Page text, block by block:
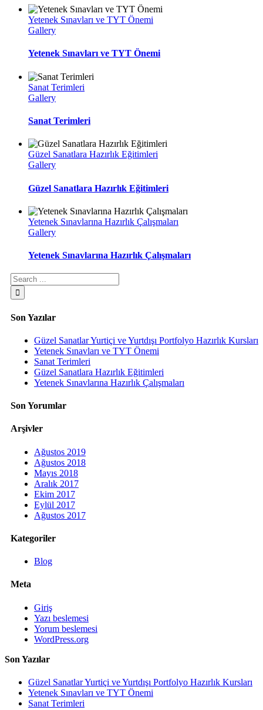
Yetenek Sınavları ve TYT Önemi
Gallery
Yetenek Sınavları ve TYT Önemi
Sanat Terimleri
Gallery
Sanat Terimleri
Güzel Sanatlara Hazırlık Eğitimleri
Gallery
Güzel Sanatlara Hazırlık Eğitimleri
Yetenek Sınavlarına Hazırlık Çalışmaları
Gallery
Yetenek Sınavlarına Hazırlık Çalışmaları
Son Yazılar
Güzel Sanatlar Yurtiçi ve Yurtdışı Portfolyo Hazırlık Kursları
Yetenek Sınavları ve TYT Önemi
Sanat Terimleri
Güzel Sanatlara Hazırlık Eğitimleri
Yetenek Sınavlarına Hazırlık Çalışmaları
Son Yorumlar
Arşivler
Ağustos 2019
Ağustos 2018
Mayıs 2018
Aralık 2017
Ekim 2017
Eylül 2017
Ağustos 2017
Kategoriler
Blog
Meta
Giriş
Yazı beslemesi
Yorum beslemesi
WordPress.org
Son Yazılar
Güzel Sanatlar Yurtiçi ve Yurtdışı Portfolyo Hazırlık Kursları
Yetenek Sınavları ve TYT Önemi
Sanat Terimleri